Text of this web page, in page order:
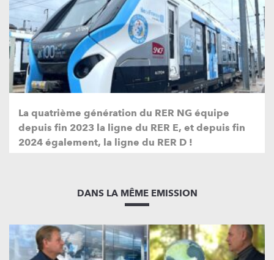
La quatrième génération du RER NG équipe
depuis fin 2023 la ligne du RER E, et depuis fin
2024 également, la ligne du RER D !
DANS LA MÊME EMISSION